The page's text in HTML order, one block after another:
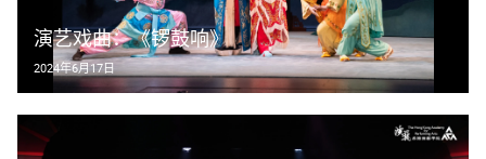
演艺戏曲：《锣鼓响》
2024年6月17日